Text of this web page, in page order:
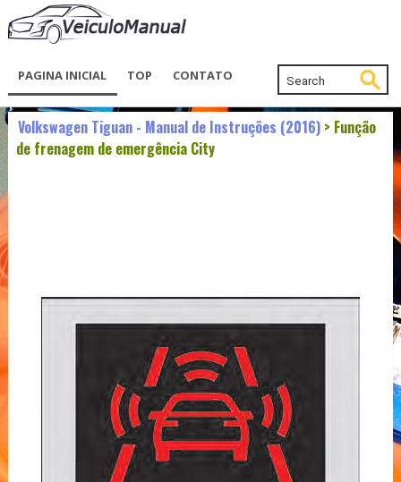
PAGINA INICIAL TOP CONTATO
Volkswagen Tiguan - Manual de Instruções (2016)> Função
de frenagem de emergência City